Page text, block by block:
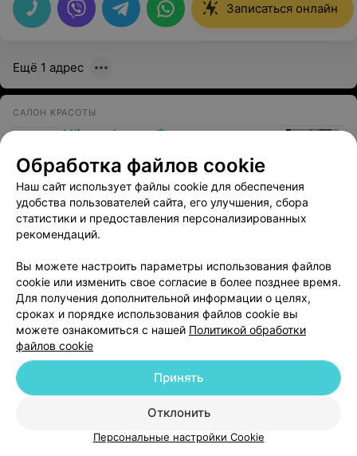
Записаться онлайн
Ещё 1 адрес
САЛОН КРАСОТЫ
K’ior place
Минск, ул. Леонида Беды, 45 до 20:00
Долговременная укладка
бровей
Запись по телефону
Записаться
Комплекс:
окрашивание +
Запись по телефону
Отзыв. Спасибо большое мастеру Кристине, за её
профессиональное отношение к своей работе) Мои
волосы как всегда шикарные
Еще
Обработка файлов cookie
Наш сайт использует файлы cookie для обеспечения
удобства пользователей сайта, его улучшения, сбора
статистики и предоставления персонализированных
рекомендаций.
Вы можете настроить параметры использования файлов
cookie или изменить свое согласие в более позднее время.
Для получения дополнительной информации о целях,
сроках и порядке использования файлов cookie вы
можете ознакомиться с нашей Политикой обработки
файлов cookie
Отклонить
Принять
Персональные настройки Cookie